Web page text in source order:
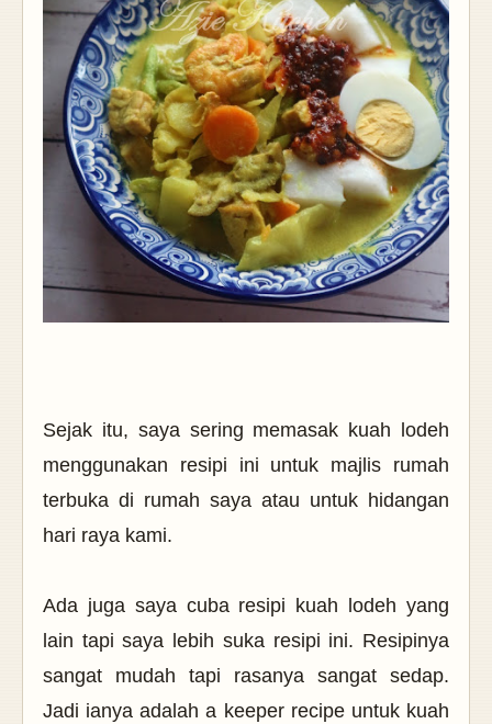
Sejak itu, saya sering memasak kuah lodeh
menggunakan resipi ini untuk majlis rumah
terbuka di rumah saya atau untuk hidangan
hari raya kami.
Ada juga saya cuba resipi kuah lodeh yang
lain tapi saya lebih suka resipi ini. Resipinya
sangat mudah tapi rasanya sangat sedap.
Jadi ianya adalah a keeper recipe untuk kuah